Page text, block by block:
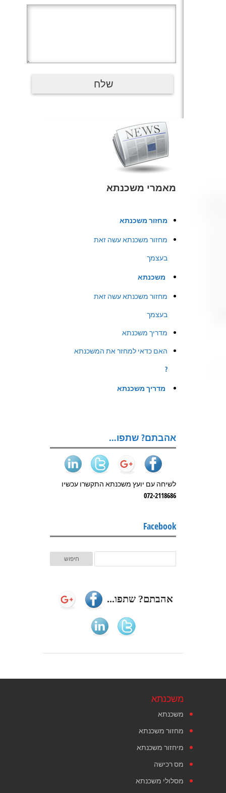
מאמרי משכנתא
מחזור משכנתא
מחזור משכנתא עשה זאת
בעצמך
משכנתא
מחזור משכנתא עשה זאת
בעצמך
מדריך משכנתא
האם כדאי למחזר את המשכנתא
?
מדריך משכנתא
אהבתם? שתפו…
לשיחה עם יועץ משכנתא התקשרו עכשיו
072-2118686
Facebook
אהבתם? שתפו...
משכנתא
משכנתא
מחזור משכנתא
מיחזור משכנתא
מס רכישה
מסלולי משכנתא